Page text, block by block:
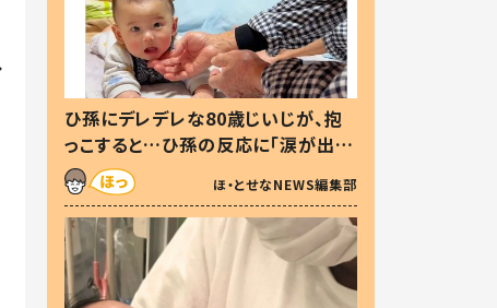
ひ孫にデレデレな80歳じいじが、抱
っこすると…ひ孫の反応に「涙が出ま
した」「可愛くて仕方ない」
ほ・とせなNEWS編集部